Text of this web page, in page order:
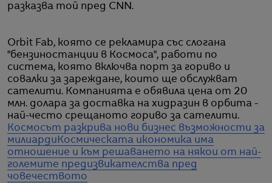
разказва той пред CNN.
Orbit Fab, която се рекламира със слогана
"бензиностанции в Космоса", работи по
система, която включва порт за гориво и
совалки за зареждане, които ще обслужват
сателити. Компанията е обявила цена от 20
млн. долара за доставка на хидразин в орбита -
най-често срещаното гориво за сателити.
Космосът разкрива нови бизнес възможности за
милиарди Космическата икономика има
отношение и към решаването на някои от най-
големите предизвикателства пред
човечеството